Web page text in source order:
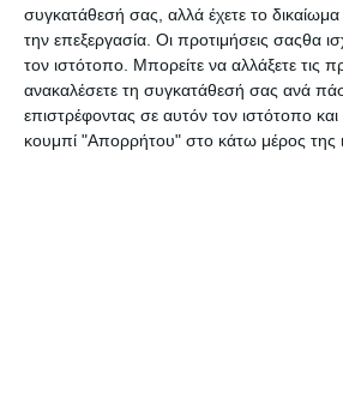
συγκατάθεσή σας, αλλά έχετε το δικαίωμα
την επεξεργασία. Οι προτιμήσεις σαςθα
τον ιστότοπο. Μπορείτε να αλλάξετε τις
ανακαλέσετε τη συγκατάθεσή σας ανά
επιστρέφοντας σε αυτόν τον ιστότοπο
κουμπί "Απορρήτου" στο κάτω μέρος της